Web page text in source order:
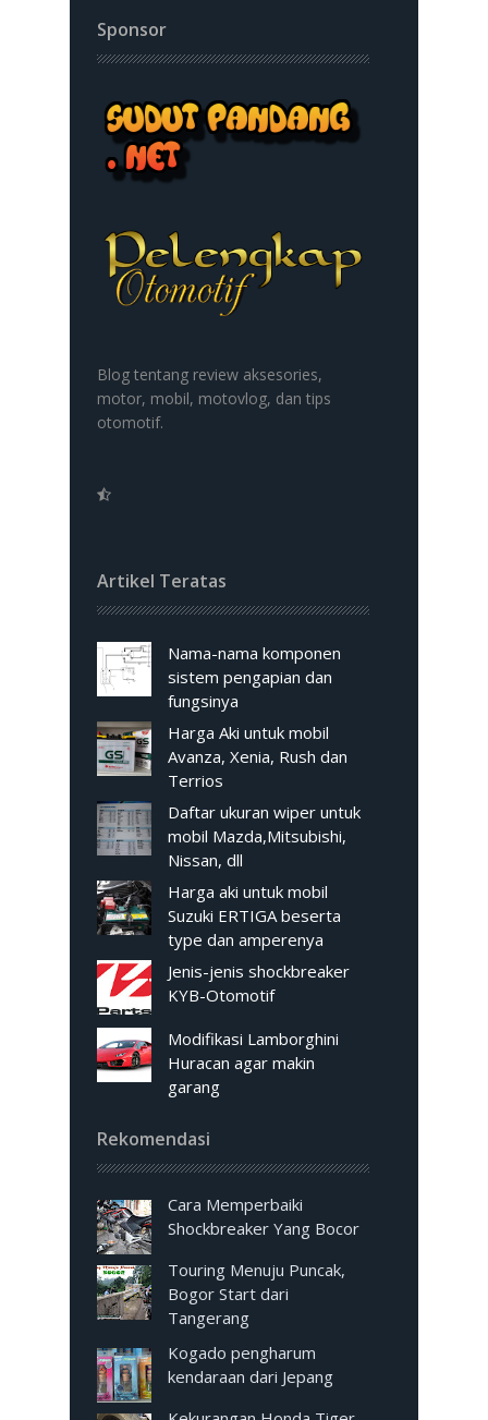
Sponsor
Blog tentang review aksesories,
motor, mobil, motovlog, dan tips
otomotif.
Artikel Teratas
Nama-nama komponen
sistem pengapian dan
fungsinya
Harga Aki untuk mobil
Avanza, Xenia, Rush dan
Terrios
Daftar ukuran wiper untuk
mobil Mazda,Mitsubishi,
Nissan, dll
Harga aki untuk mobil
Suzuki ERTIGA beserta
type dan amperenya
Jenis-jenis shockbreaker
KYB-Otomotif
Modifikasi Lamborghini
Huracan agar makin
garang
Rekomendasi
Cara Memperbaiki
Shockbreaker Yang Bocor
Touring Menuju Puncak,
Bogor Start dari
Tangerang
Kogado pengharum
kendaraan dari Jepang